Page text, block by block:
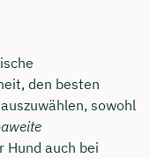
den besten
sowohl
auch bei
Jonas
von 8 bis